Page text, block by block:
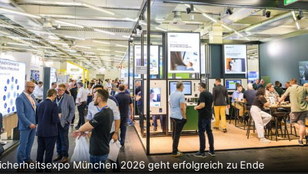
München 2026 geht erfolgreich zu Ende